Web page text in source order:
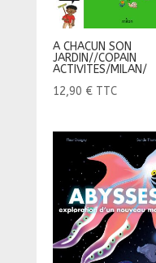
A CHACUN SON
JARDIN//COPAIN
ACTIVITES/MILAN/
12,90 € TTC